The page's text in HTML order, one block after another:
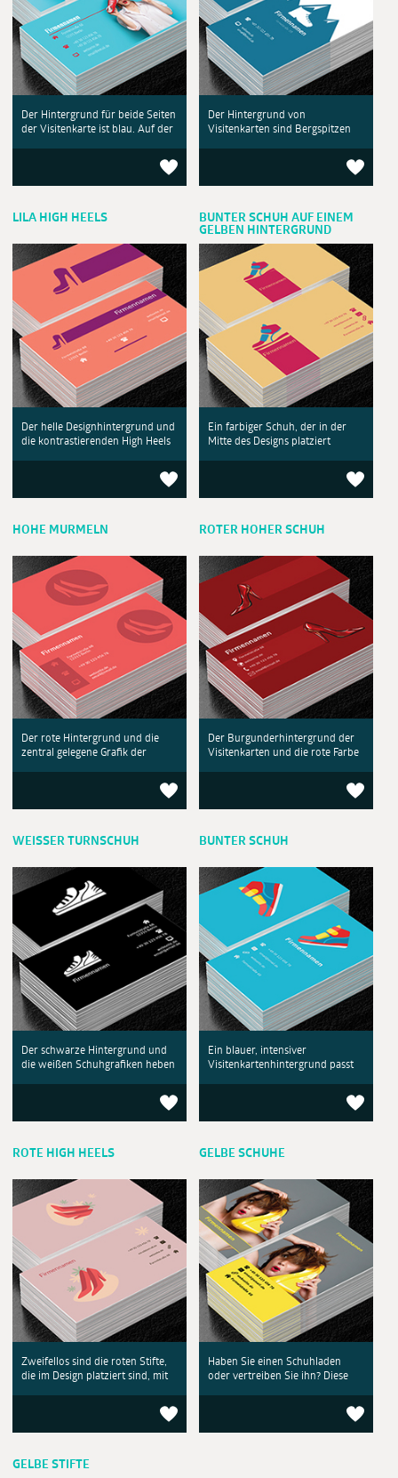
Der Hintergrund für beide Seiten
der Visitenkarte ist blau. Auf der
Der Hintergrund von
Visitenkarten sind Bergspitzen
LILA HIGH HEELS
Der helle Designhintergrund und
die kontrastierenden High Heels
BUNTER SCHUH AUF EINEM
GELBEN HINTERGRUND
Ein farbiger Schuh, der in der
Mitte des Designs platziert
HOHE MURMELN
Der rote Hintergrund und die
zentral gelegene Grafik der
ROTER HOHER SCHUH
Der Burgunderhintergrund der
Visitenkarten und die rote Farbe
WEISSER TURNSCHUH
Der schwarze Hintergrund und
die weißen Schuhgrafiken heben
BUNTER SCHUH
Ein blauer, intensiver
Visitenkartenhintergrund passt
ROTE HIGH HEELS
Zweifellos sind die roten Stifte,
die im Design platziert sind, mit
GELBE SCHUHE
Haben Sie einen Schuhladen
oder vertreiben Sie ihn? Diese
GELBE STIFTE